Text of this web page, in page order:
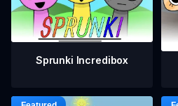
Sprunki Incredibox